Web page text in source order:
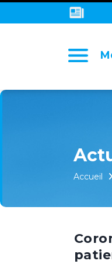
Accueil